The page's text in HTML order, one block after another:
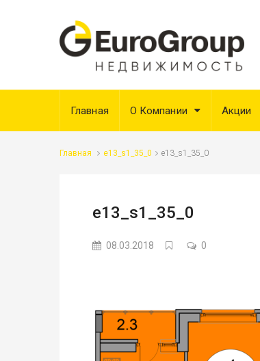
Главная О Компании Акции
Главная e13_s1_35_0 e13_s1_35_0
e13_s1_35_0
08.03.2018 0